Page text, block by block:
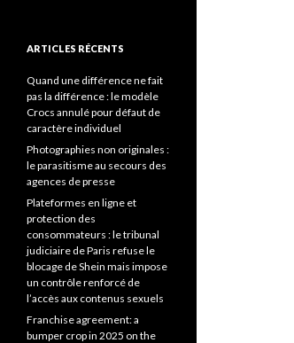
ARTICLES RÉCENTS
Quand une différence ne fait
pas la différence : le modèle
Crocs annulé pour défaut de
caractère individuel
Photographies non originales :
le parasitisme au secours des
agences de presse
Plateformes en ligne et
protection des
consommateurs : le tribunal
judiciaire de Paris refuse le
blocage de Shein mais impose
un contrôle renforcé de
l’accès aux contenus sexuels
Franchise agreement: a
bumper crop in 2025 on the